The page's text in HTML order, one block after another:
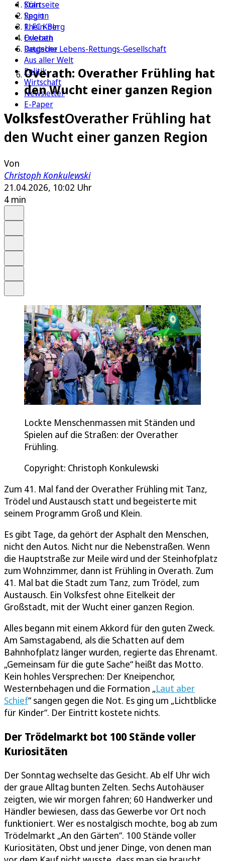
Köln
Sport
1. FC Köln
Erleben
Ratgeber
Aus aller Welt
Politik
Wirtschaft
Newsletter
E-Paper
Startseite
Region
Rhein-Berg
Overath
Deutsche Lebens-Rettungs-Gesellschaft
Overath: Overather Frühling hat
den Wucht einer ganzen Region
VolksfestOverather Frühling hat
den Wucht einer ganzen Region
Von
Christoph Konkulewski
21.04.2026, 10:02 Uhr
4 min
Lockte Menschenmassen mit Ständen und
Spielen auf die Straßen: der Overather
Frühling.
Copyright: Christoph Konkulewski
Zum 41. Mal fand der Overather Frühling mit Tanz,
Trödel und Austausch statt und begeisterte mit
seinem Programm Groß und Klein.
Es gibt Tage, da gehört der Asphalt den Menschen,
nicht den Autos. Nicht nur die Nebenstraßen. Wenn
die Hauptstraße zur Meile wird und der Steinhofplatz
zum Wohnzimmer, dann ist Frühling in Overath. Zum
41. Mal bat die Stadt zum Tanz, zum Trödel, zum
Austausch. Ein Volksfest ohne Eitelkeit der
Großstadt, mit der Wucht einer ganzen Region.
Alles begann mit einem Akkord für den guten Zweck.
Am Samstagabend, als die Schatten auf dem
Bahnhofplatz länger wurden, regierte das Ehrenamt.
„Gemeinsam für die gute Sache“ heißt das Motto.
Kein hohles Versprechen: Der Kneipenchor,
Westernbehagen und die Formation „Laut aber
Schief“ sangen gegen die Not. Es ging um „Lichtblicke
für Kinder“. Der Eintritt kostete nichts.
Der Trödelmarkt bot 100 Stände voller
Kuriositäten
Der Sonntag wechselte das Gesicht. Ab elf Uhr wich
der graue Alltag bunten Zelten. Sechs Autohäuser
zeigten, wie wir morgen fahren; 60 Handwerker und
Händler bewiesen, dass das Gewerbe vor Ort noch
funktioniert. Wer es nostalgisch mochte, bog ab zum
Trödelmarkt „An den Gärten“. 100 Stände voller
Kuriositäten, Obst und jener Dinge, von denen man